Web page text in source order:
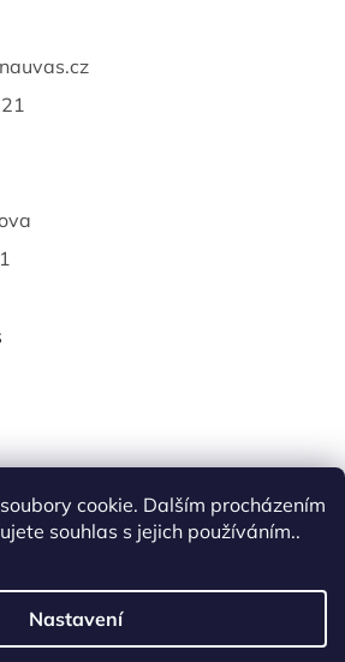
cookie. Dalším procházením
souhlas s jejich používáním..
Nastavení
Vytvořil Shoptet